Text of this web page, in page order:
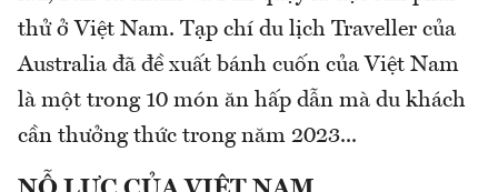
thử ở Việt Nam. Tạp chí du lịch Traveller của
Australia đã đề xuất bánh cuốn của Việt Nam
là một trong 10 món ăn hấp dẫn mà du khách
cần thưởng thức trong năm 2023...